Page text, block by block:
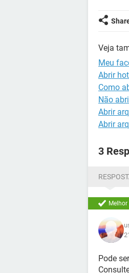
Veja
Meu
Abrir
Como
Não
Abrir
Abrir
3
Pode